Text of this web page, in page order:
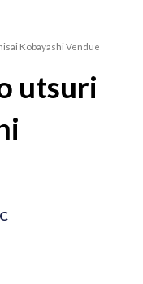
Kobayashi Vendue
utsuri